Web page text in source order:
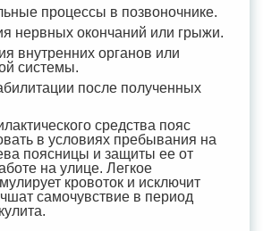
процессы в позвоночнике.
нервных окончаний или грыжи.
внутренних органов или
системы.
после полученных
средства пояс
в условиях пребывания на
поясницы и защиты ее от
на улице. Легкое
кровоток и исключит
самочувствие в период